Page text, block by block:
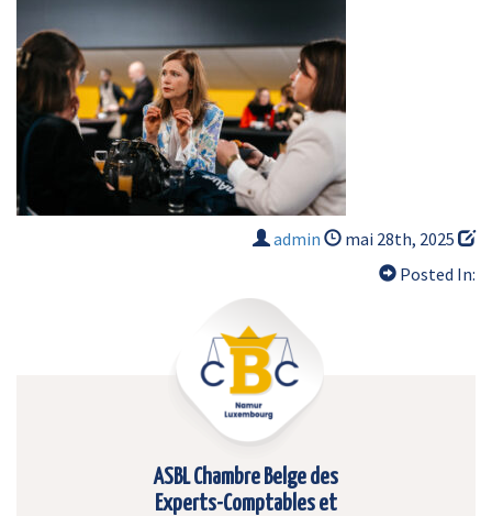
admin
mai 28th, 2025
Posted In:
ASBL Chambre Belge des
Experts-Comptables et